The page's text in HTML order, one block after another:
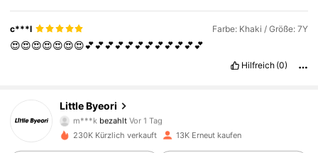
c***l Farbe: Khaki / Größe: 7Y
😍😍😍😍😍😍😍💕💕💕💕💕💕💕💕💕💕💕💕
Hilfreich (0)
Little Byeori
4,82
12K Follower
m***k bezahlt Vor 1 Tag
Vor 6 Stundengefolgt
230K Kürzlich verkauft 13K Erneut kaufen